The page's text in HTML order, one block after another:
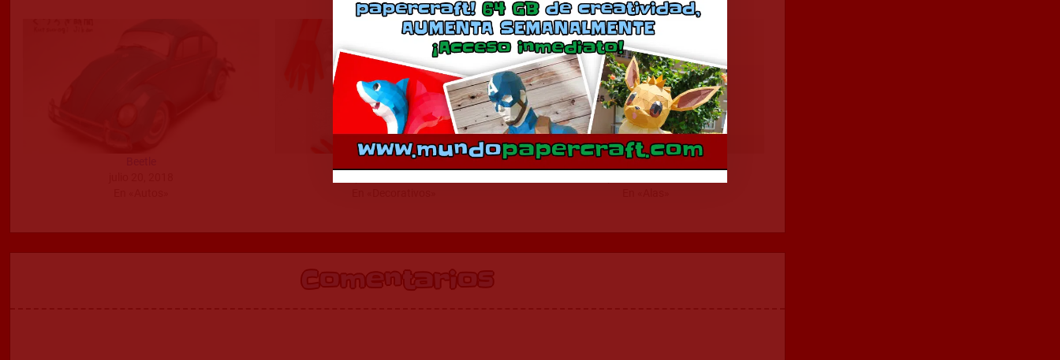
Saliendo de pared
Alas de pared
Comentarios